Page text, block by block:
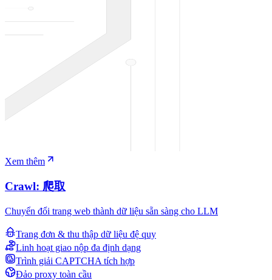
Xem thêm
Crawl: 爬取
Chuyển đổi trang web thành dữ liệu sẵn sàng cho LLM
Trang đơn & thu thập dữ liệu đệ quy
Linh hoạt giao nộp đa định dạng
Trình giải CAPTCHA tích hợp
Đảo proxy toàn cầu